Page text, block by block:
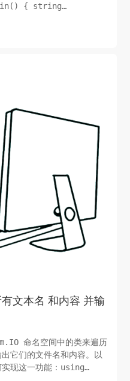
文本名 和内容 并输
命名空间中的类来遍历
它们的文件名和内容。以
实现这一功能：using